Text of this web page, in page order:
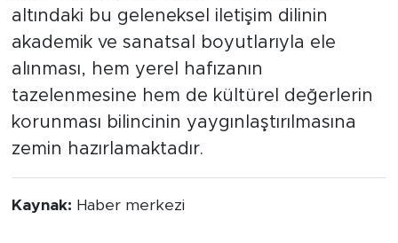
altındaki bu geleneksel iletişim dilinin
akademik ve sanatsal boyutlarıyla ele
alınması, hem yerel hafızanın
tazelenmesine hem de kültürel değerlerin
korunması bilincinin yaygınlaştırılmasına
zemin hazırlamaktadır.
Kaynak: Haber merkezi